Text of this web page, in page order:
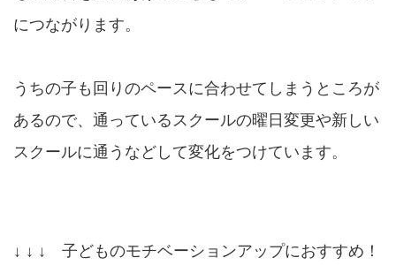
につながります。
うちの子も回りのペースに合わせてしまうところが
あるので、通っているスクールの曜日変更や新しい
スクールに通うなどして変化をつけています。
↓ ↓ ↓ 子どものモチベーションアップにおすすめ！